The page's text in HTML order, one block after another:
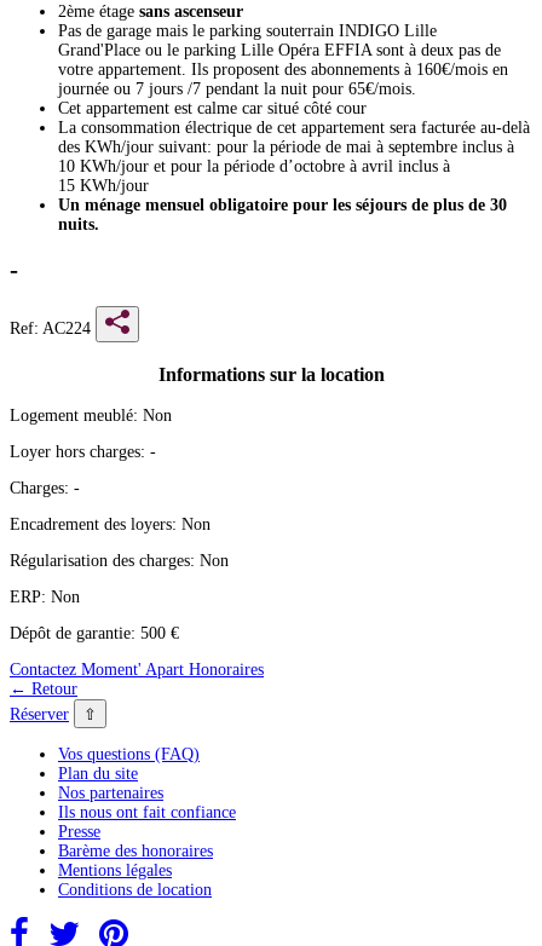
2ème étage sans ascenseur
Pas de garage mais le parking souterrain INDIGO Lille
Grand'Place ou le parking Lille Opéra EFFIA sont à deux pas de
votre appartement. Ils proposent des abonnements à 160€/mois en
journée ou 7 jours /7 pendant la nuit pour 65€/mois.
Cet appartement est calme car situé côté cour
La consommation électrique de cet appartement sera facturée au-delà
des KWh/jour suivant: pour la période de mai à septembre inclus à
10 KWh/jour et pour la période d’octobre à avril inclus à
15 KWh/jour
Un ménage mensuel obligatoire pour les séjours de plus de 30
nuits.
-
Ref: AC224
Informations sur la location
Logement meublé: Non
Loyer hors charges: -
Charges: -
Encadrement des loyers: Non
Régularisation des charges: Non
ERP: Non
Dépôt de garantie: 500 €
Contactez Moment' Apart Honoraires
← Retour
Réserver
⇧
Vos questions (FAQ)
Plan du site
Nos partenaires
Ils nous ont fait confiance
Presse
Barème des honoraires
Mentions légales
Conditions de location